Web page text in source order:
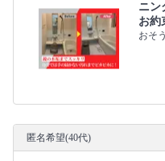
ニン
お約
おそ
匿名希望(40代)